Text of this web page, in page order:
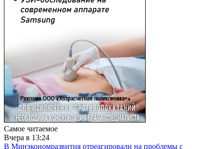
Самое читаемое
Вчера в 13:24
В Минэкономразвития отреагировали на проблемы с